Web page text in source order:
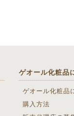
ゲオール化粧品
ゲオール化粧品
購入方法